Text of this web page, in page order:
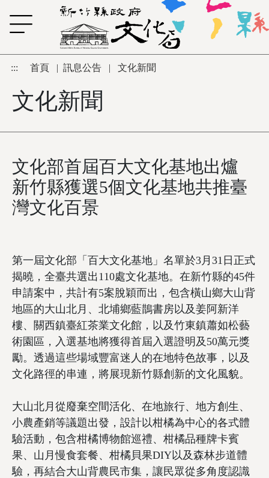
跳到主要內容區塊
::: 首頁 | 訊息公告 | 文化新聞
文化新聞
文化部首屆百大文化基地出爐
新竹縣獲選5個文化基地共推臺
灣文化百景
第一屆文化部「百大文化基地」名單於3月31日正式
揭曉，全臺共選出110處文化基地。在新竹縣的45件
申請案中，共計有5案脫穎而出，包含橫山鄉大山背
地區的大山北月、北埔鄉藍鵲書房以及姜阿新洋
樓、關西鎮臺紅茶業文化館，以及竹東鎮蕭如松藝
術園區，入選基地將獲得首屆入選證明及50萬元獎
勵。透過這些場域豐富迷人的在地特色故事，以及
文化路徑的串連，將展現新竹縣創新的文化風貌。
大山北月從廢棄空間活化、在地旅行、地方創生、
小農產銷等議題出發，設計以柑橘為中心的各式體
驗活動，包含柑橘博物館巡禮、柑橘品種牌卡賓
果、山月慢食套餐、柑橘貝果DIY以及森林步道體
驗，再結合大山背農民市集，讓民眾從多角度認識